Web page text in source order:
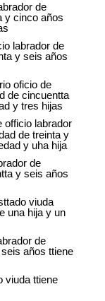
de
y cinco años
labrador de
y seis años
oficio de
de cincuentta
y tres hijas
officio labrador
de treinta y
y uha hija
de
y seis años
viuda
una hija y un
de
años ttiene
viuda ttiene